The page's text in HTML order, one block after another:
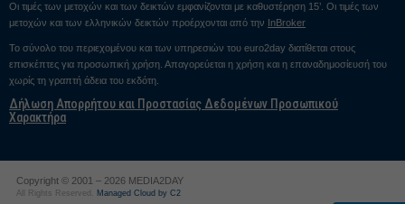
Οι τιμές των μετοχών και των δεικτών εμφανίζονται με καθυστέρηση 15’. Οι τιμές των
μετοχών και των ελληνικών δεικτών προέρχονται από την InBroker
Το σύνολο του περιεχομένου και των υπηρεσιών του euro2day διατίθεται στους
επισκέπτες για προσωπική χρήση. Απαγορεύεται η χρήση και η επαναδημοσίευσή του
χωρίς τη γραπτή άδεια του εκδότη.
Δήλωση Απορρήτου και Προστασίας Δεδομένων Προσωπικού
Χαρακτήρα
Copyright © 2001 – 2026 MEDIA2DAY
All Rights Reserved. Managed Cloud by C2